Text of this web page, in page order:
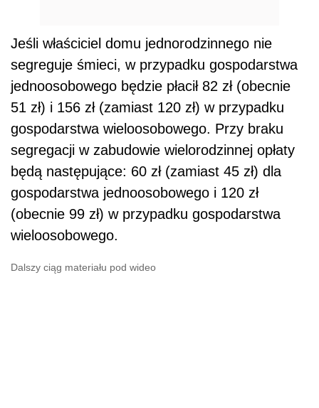
Jeśli właściciel domu jednorodzinnego nie
segreguje śmieci, w przypadku gospodarstwa
jednoosobowego będzie płacił 82 zł (obecnie
51 zł) i 156 zł (zamiast 120 zł) w przypadku
gospodarstwa wieloosobowego. Przy braku
segregacji w zabudowie wielorodzinnej opłaty
będą następujące: 60 zł (zamiast 45 zł) dla
gospodarstwa jednoosobowego i 120 zł
(obecnie 99 zł) w przypadku gospodarstwa
wieloosobowego.
Dalszy ciąg materiału pod wideo